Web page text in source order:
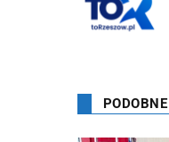
PODOBNE